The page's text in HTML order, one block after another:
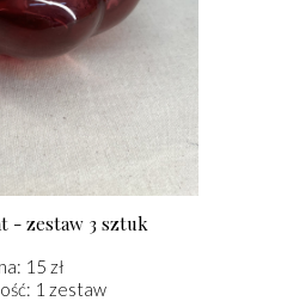
- zestaw 3 sztuk
15 zł
1 zestaw